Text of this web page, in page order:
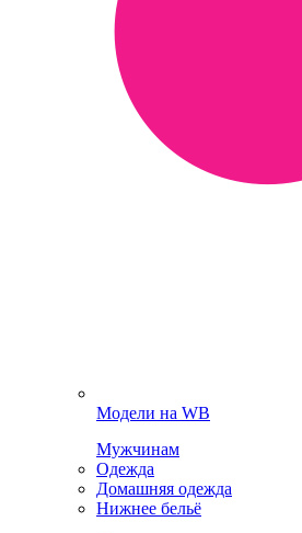
Модели на WB
Мужчинам
Одежда
Домашняя одежда
Нижнее бельё